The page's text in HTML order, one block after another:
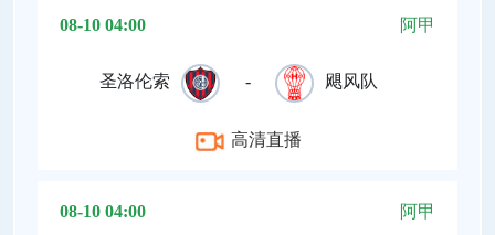
08-10 04:00 阿甲
圣洛伦索 - 飓风队
高清直播
08-10 04:00 阿甲